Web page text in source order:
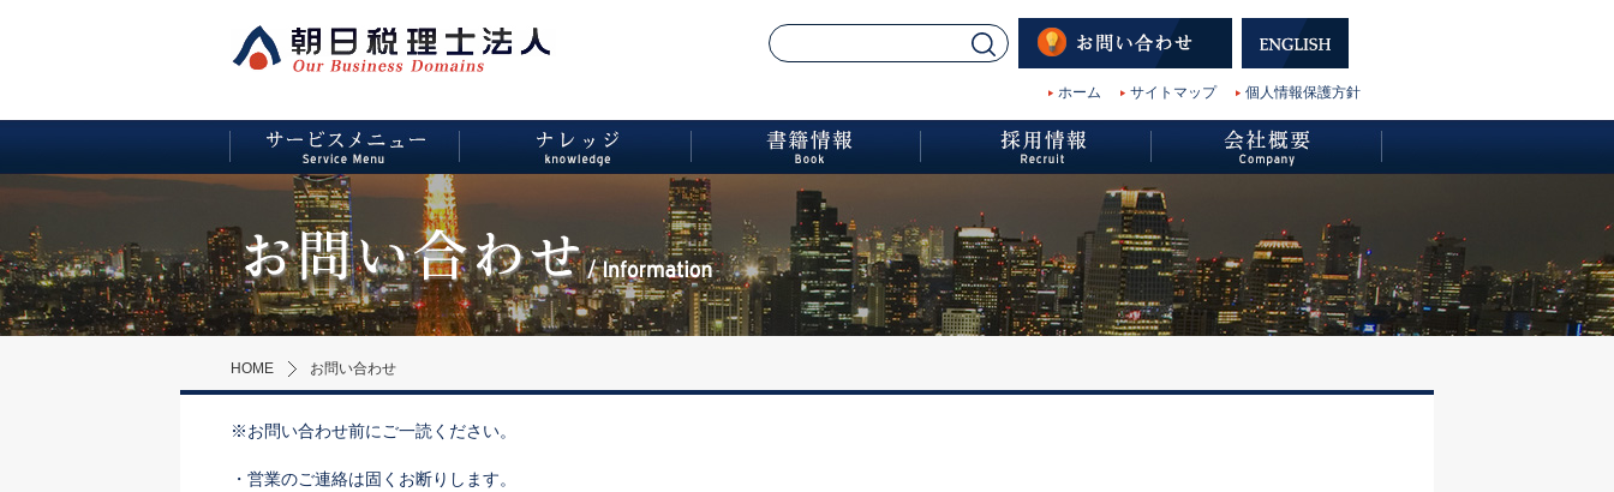
ホーム サイトマップ 個人情報保護方針
HOME お問い合わせ
※お問い合わせ前にご一読ください。
・営業のご連絡は固くお断りします。